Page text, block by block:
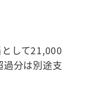
して21,000
分は別途支